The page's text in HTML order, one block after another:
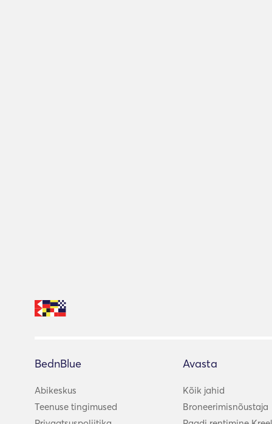
BednBlue
Abikeskus
Teenuse tingimused
Avasta
Kõik jahid
Broneerimisnõustaja